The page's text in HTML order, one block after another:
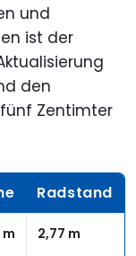
und
ist der
den
Zentimter
Radstand
m 2,77 m